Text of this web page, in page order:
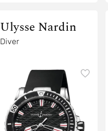
Ulysse Nardin
Diver